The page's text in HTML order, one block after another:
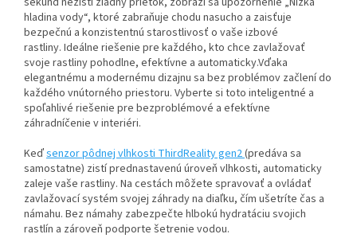
hladina vody“, ktoré zabraňuje chodu nasucho a zaisťuje
bezpečnú a konzistentnú starostlivosť o vaše izbové
rastliny. Ideálne riešenie pre každého, kto chce zavlažovať
svoje rastliny pohodlne, efektívne a automaticky.Vďaka
elegantnému a modernému dizajnu sa bez problémov začlení do
každého vnútorného priestoru. Vyberte si toto inteligentné a
spoľahlivé riešenie pre bezproblémové a efektívne
záhradníčenie v interiéri.
Keďsenzor pôdnej vlhkosti ThirdReality gen2(predáva sa
samostatne) zistí prednastavenú úroveň vlhkosti, automaticky
zaleje vaše rastliny. Na cestách môžete spravovať a ovládať
zavlažovací systém svojej záhrady na diaľku, čím ušetríte čas a
námahu. Bez námahy zabezpečte hlbokú hydratáciu svojich
rastlín a zároveň podporte šetrenie vodou.